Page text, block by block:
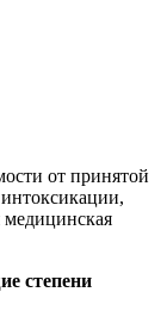
от принятой
медицинская
степени